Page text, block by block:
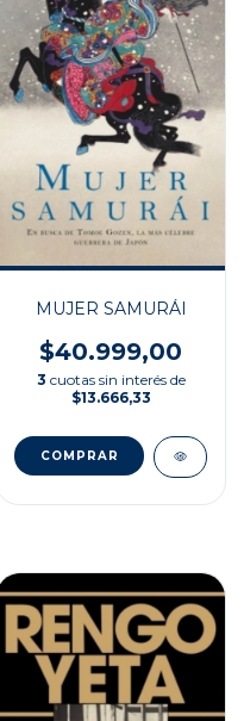
MUJER SAMURÁI
$40.999,00
3 cuotas sin interés de
$13.666,33